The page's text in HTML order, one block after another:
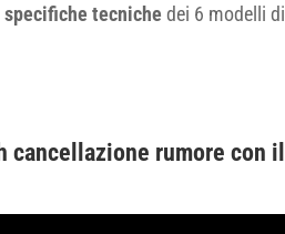
tecniche dei 6 modelli di
cancellazione rumore con il